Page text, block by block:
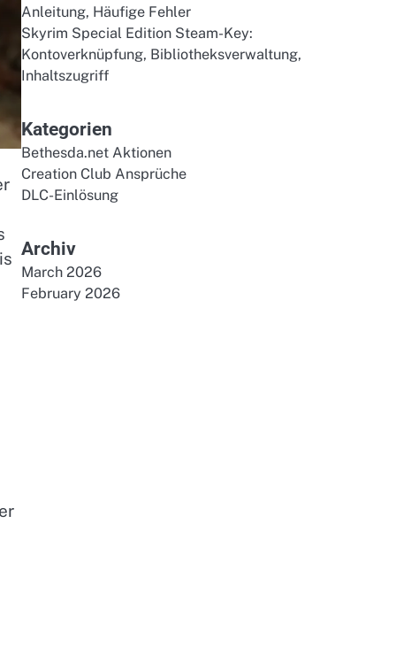
Anleitung, Häufige Fehler
Skyrim Special Edition Steam-Key:
Kontoverknüpfung, Bibliotheksverwaltung,
Inhaltszugriff
Kategorien
Bethesda.net Aktionen
Creation Club Ansprüche
DLC-Einlösung
Archiv
March 2026
February 2026